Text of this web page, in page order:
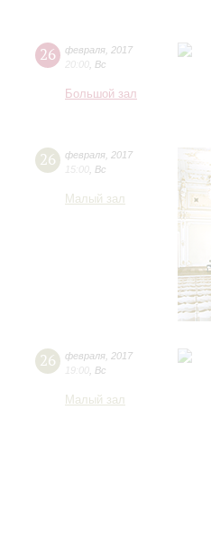
26 февраля 2017
20:00 Вс
Большой зал
26 февраля 2017
15:00 Вс
Малый зал
26 февраля 2017
19:00 Вс
Малый зал